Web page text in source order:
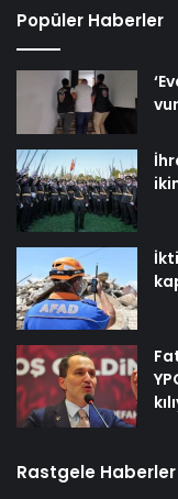
Popüler Haberler
Rastgele Haberler